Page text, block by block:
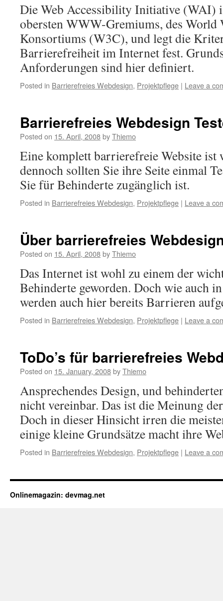
Die Web Accessibility Initiative (WAI)
obersten WWW-Gremiums, des World
Konsortiums (W3C), und legt die
Barrierefreiheit im Internet fest.
Anforderungen sind hier definiert.
Posted in Barrierefreies Webdesign, Projektpflege | Leave a
Barrierefreies Webdesign
Posted on 15. April, 2008byThiemo
Eine komplett barrierefreie Website
dennoch sollten Sie ihre Seite einmal
Sie für Behinderte zugänglich ist.
Posted in Barrierefreies Webdesign, Projektpflege | Leave a
Über barrierefreies
Posted on 15. April, 2008byThiemo
Das Internet ist wohl zu einem der
Behinderte geworden. Doch wie auch
werden auch hier bereits Barrieren
Posted in Barrierefreies Webdesign, Projektpflege | Leave a
ToDo’s für barrierefreies
Posted on 15. January, 2008byThiemo
Ansprechendes Design, und
nicht vereinbar. Das ist die Meinung
Doch in dieser Hinsicht irren die
einige kleine Grundsätze macht ihre
Posted in Barrierefreies Webdesign, Projektpflege | Leave a
Onlinemagazin: devmag.net